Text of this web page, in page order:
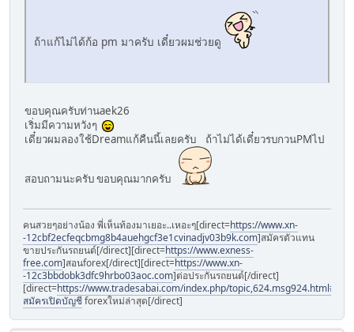
ถ้าแก้ไม่ได้ก้อ pm มาครับ เดี๋ยวผมช่วยดู
ขอบคุณครับท่านaek26
เริ่มมีความหวังๆ
เดี๋ยวผมลองใช้Dreamแก้คืนนี้เลยครับ ถ้าไม่ได้เดี๋ยวรบกวนPMไป
สอบถามนะครับ ขอบคุณมากครับ
คนสวยๆอย่างน้อง พี่เห็นท้องมาเยอะ..เหอะๆ[direct=https://www.xn-
-12cbf2ecfeqcbmg8b4auehgcf3e1cvinadjv03b9k.com]สมัครตัวแทน
ขายประกันรถยนต์[/direct][direct=https://www.exness-
free.com]สอนforex[/direct][direct=https://www.xn-
-12c3bbdobk3dfc9hrbo03aoc.com]ต่อประกันรถยนต์[/direct]
[direct=https://www.tradesabai.com/index.php/
สมัครเปิดบัญชีforexใหม่ล่าสุด[/direct]